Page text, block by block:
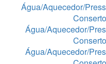
Água/Aquecedor/
Água/Aquecedor/
Água/Aquecedor/